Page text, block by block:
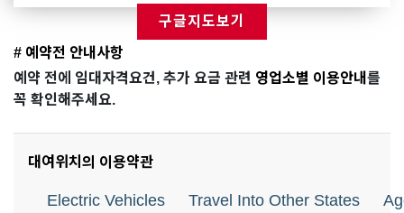
구글지도보기
# 예약전 안내사항
예약 전에 임대자격요건, 추가 요금 관련 영업소별 이용안내 를
꼭 확인해주세요.
대여위치의 이용약관
Electric Vehicles Travel Into Other States